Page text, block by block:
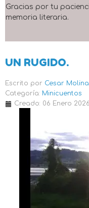
Gracias por tu
memoria literaria.
UN RUGIDO.
Escrito por Cesar
Categoría: Minicuentos
Creado: 06 Enero 2026